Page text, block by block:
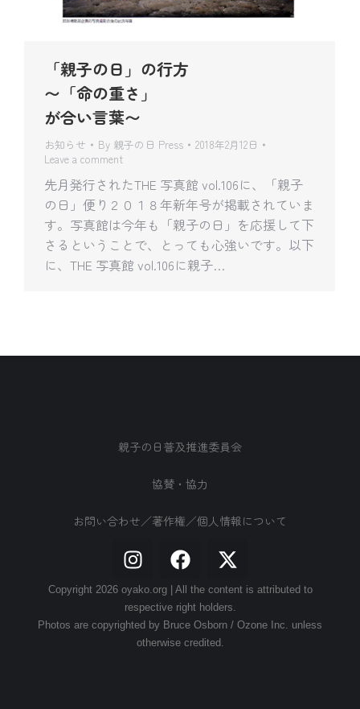
「親子の日」の行方
〜「命の重さ」
が合い言葉〜
お知らせ By 親子の日 Press
2018年2月12日
Leave a comment
先月発行されたTHE 写真館 vol.106に、「親子
の日」便り２０１８年新年号が掲載されていま
す。写真館は今年も「親子の日」を応援して下
さるということで、とっても心強いです。以下
に、THE 写真館 vol.106に親子…
親子の日普及推進委員会
協賛・協力
お問い合わせ／著作権／個人情報について
Copyright 2026 oyako.org | All the content is attributed to
respective right holders.
Photos are copyrighted by Bruce Osborn / Ozone Inc. unless
otherwise credited.